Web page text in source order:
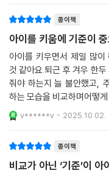
“아이에게 필요한 것은 완벽
여기서 말하는 ‘충분히 좋
구에 민감하게 반응하지만
세상을 마주할 수 있게 돕는
를 하기 싫다며 짜증을 낼 때
혼자 고민해 보고 스스로 시
기를 털어놓을 때 당장 해결
은 부모’가 해 주는 적절한
거리’가 바로 ‘충분히 좋은’
는 불안을 넘어설 힘, 곧 우
제시한다. 아이의 성향과 발
정 회복 루틴, 가족이 함께
수 있는 구체적인 질문과 체
안을 줄이는 데 그치지 않고,
로 성장하게 된다. 다시 말
라, 부모가 스스로 단단히
심’이라는 가장 확실한 양육
종이책
아이를 키움에 기준이
아이를 키우면서 제일 많이
것 같아요.퇴근 후 겨우 한
줘야 하는지 늘 불안했고,
하는 모습을 비교하며어떻
요. 그런데 이 책을 읽으면
내 기준이 없었기 때문이
v******v 2025.10.02.
종이책
비교가 아닌 ‘기준’이